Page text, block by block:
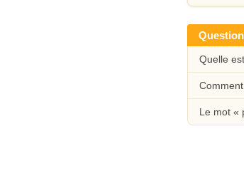
Quelle
Le mot «